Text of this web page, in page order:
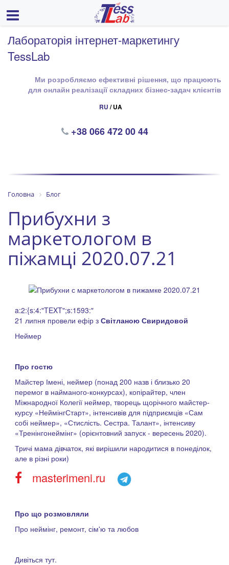
Лабораторія інтернет-маркетингу
TessLab
Ми розробляємо ефективні рішення, що працюють
для онлайн реалізації складних бізнес-задач клієнтів
RU / UA
+38 066 472 00 44
Головна Блог
Прибухни з
маркетологом в
піжамці 2020.07.21
a:2:{s:4:"TEXT";s:1593:"
21 липня провели ефір з Світланою Свиридовой
Неймер
Про гостю
Майстер Імені, неймер (понад 200 назв і близько 20
перемог в найманого-конкурсах), копірайтер, член
Міжнародної Колегії неймер, творець щорічного майстер-
курсу «НеймінгСтарт», інтенсивів для підприємців «Сам
собі неймер», «Стислість. Сестра. Талант», інтенсиву
«Тренінгонеймінг» (орієнтовний запуск - вересень 2020).
Тричі мама дівчаток, які вирішили народитися в понеділок,
але в різні роки)
masterimeni.ru
Про що розмовляли
Про неймінг, ремонт, сім'ю та любов
Дивіться тут.